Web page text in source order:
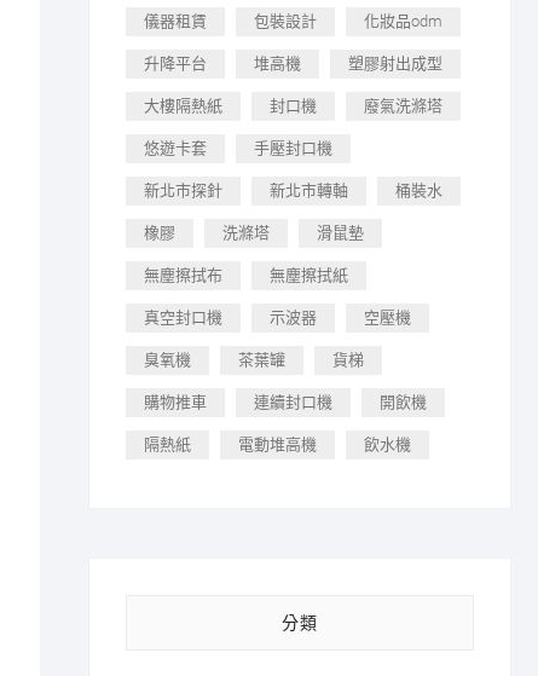
儀器租賃 包裝設計 化妝品odm
升降平台 堆高機 塑膠射出成型
大樓隔熱紙 封口機 廢氣洗滌塔
悠遊卡套 手壓封口機
新北市探針 新北市轉軸 桶裝水
橡膠 洗滌塔 滑鼠墊
無塵擦拭布 無塵擦拭紙
真空封口機 示波器 空壓機
臭氧機 茶葉罐 貨梯
購物推車 連續封口機 開飲機
隔熱紙 電動堆高機 飲水機
分類